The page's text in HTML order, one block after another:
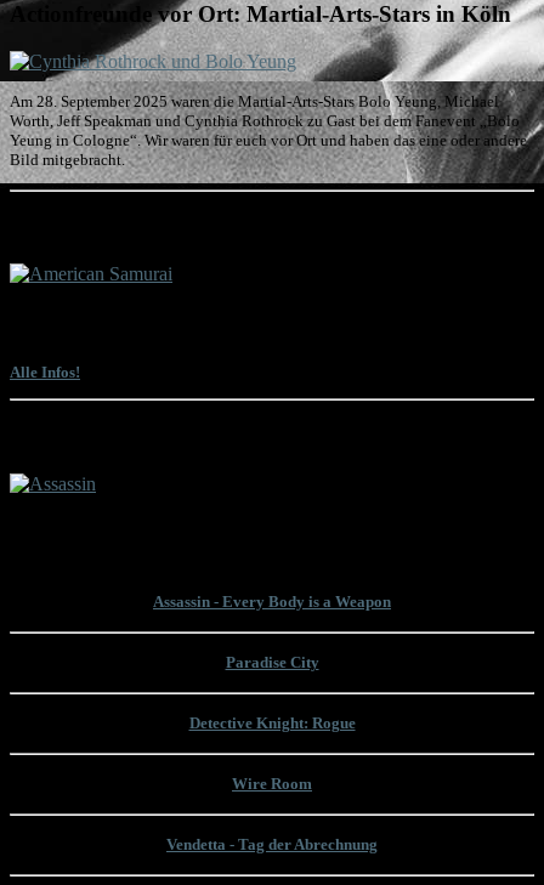
Actionfreunde vor Ort: Martial-Arts-Stars in Köln
Am 28. September 2025 waren die Martial-Arts-Stars Bolo Yeung, Michael
Worth, Jeff Speakman und Cynthia Rothrock zu Gast bei dem Fanevent „Bolo
Yeung in Cologne“. Wir waren für euch vor Ort und haben das eine oder andere
Bild mitgebracht.
Alle Infos!
Assassin - Every Body is a Weapon
Paradise City
Detective Knight: Rogue
Wire Room
Vendetta - Tag der Abrechnung